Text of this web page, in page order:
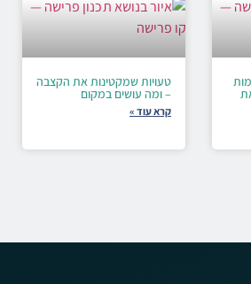
טעויות שמקטינות את הקצבה
– ומה עושים במקום
קרא עוד »